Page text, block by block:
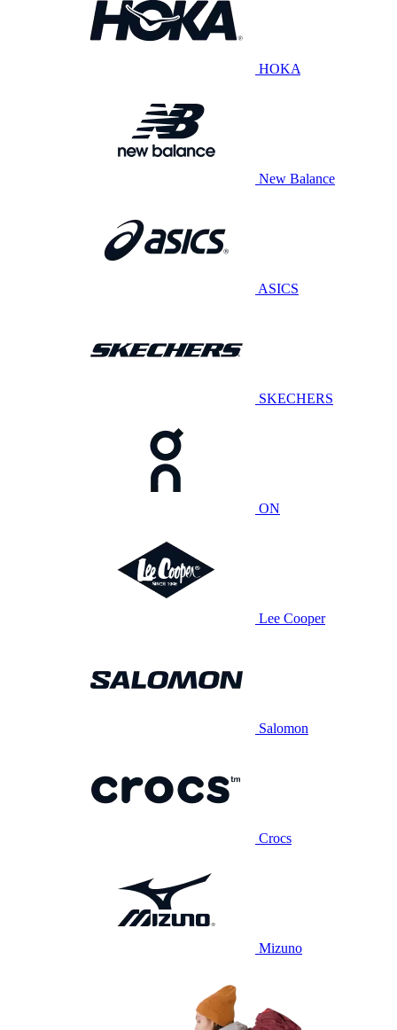
HOKA
New Balance
ASICS
SKECHERS
ON
Lee Cooper
Salomon
Crocs
Mizuno